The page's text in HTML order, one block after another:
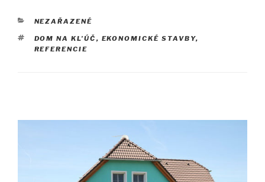
KATEGÓRIE
NEZAŘAZENÉ
ZNAČKY
DOM NA KL'ÚČ , EKONOMICKÉ STAVBY,
REFERENCIE